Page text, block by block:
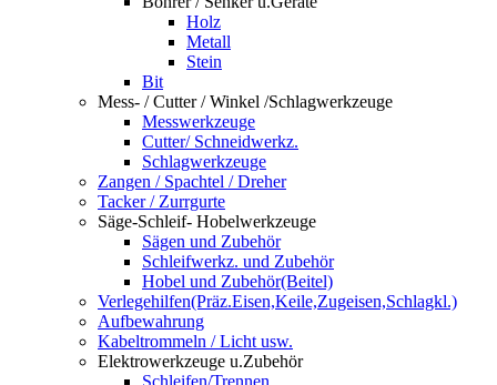
Holz
Metall
Stein
Bit
Mess- / Cutter / Winkel /Schlagwerkzeuge
Messwerkzeuge
Cutter/ Schneidwerkz.
Schlagwerkzeuge
Zangen / Spachtel / Dreher
Tacker / Zurrgurte
Säge-Schleif- Hobelwerkzeuge
Sägen und Zubehör
Schleifwerkz. und Zubehör
Hobel und Zubehör(Beitel)
Verlegehilfen(Präz.Eisen,Keile,Zugeisen,Schlagkl.)
Aufbewahrung
Kabeltrommeln / Licht usw.
Elektrowerkzeuge u.Zubehör